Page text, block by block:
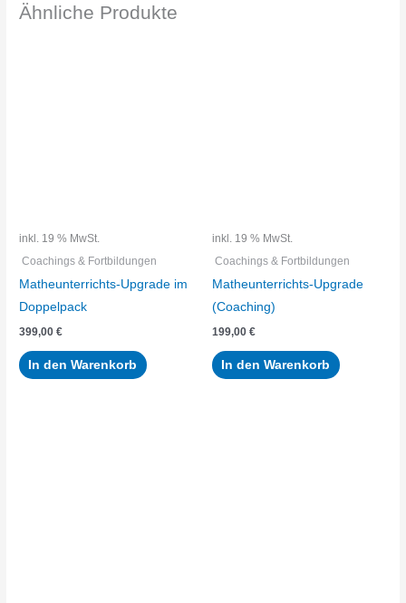
Ähnliche Produkte
inkl. 19 % MwSt.
Coachings & Fortbildungen
Matheunterrichts-Upgrade im
Doppelpack
399,00€
In den Warenkorb
inkl. 19 % MwSt.
Coachings & Fortbildungen
Matheunterrichts-Upgrade
(Coaching)
199,00 €
In den Warenkorb